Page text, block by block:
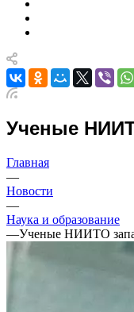
Ученые
Главная
—
Новости
—
Наука и образование
—Ученые НИИТО